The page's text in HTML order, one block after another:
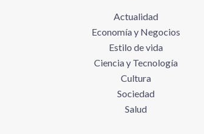
Actualidad
Economía y Negocios
Estilo de vida
Ciencia y Tecnología
Cultura
Sociedad
Salud